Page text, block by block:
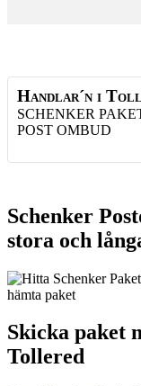
Handlar´n i
SCHENKER
POST OMBUD
Schenker
stora och
Skicka paket
Tollered